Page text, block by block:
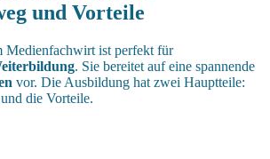
und Vorteile
Medienfachwirt ist perfekt für
. Sie bereitet auf eine spannende
vor. Die Ausbildung hat zwei Hauptteile:
die Vorteile.